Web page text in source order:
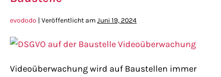
evododo | Veröffentlicht am Juni 19, 2024
Videoüberwachung wird auf Baustellen immer